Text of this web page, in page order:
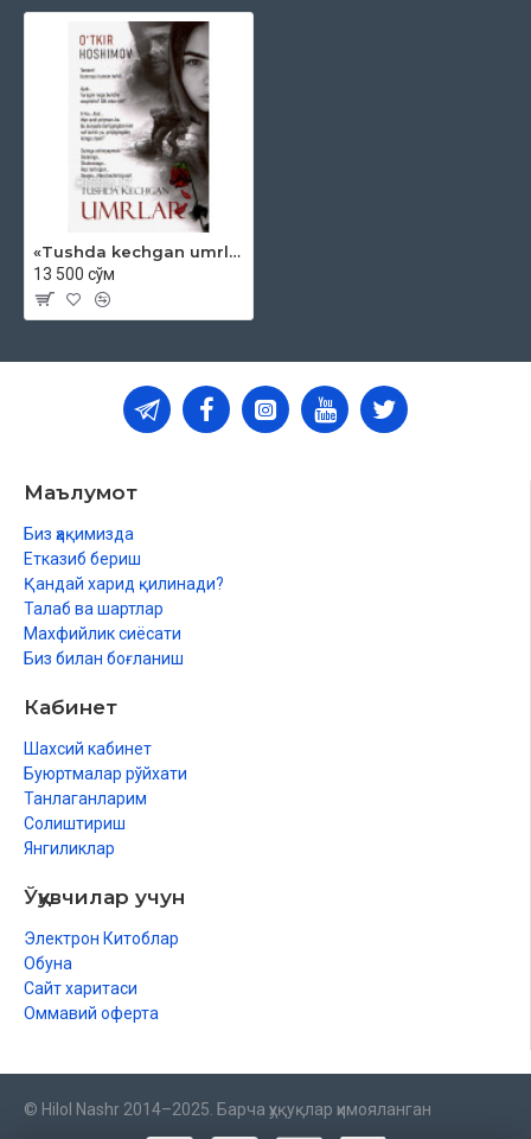
«Tushda kechgan umrlar»
13 500 сўм
Маълумот
Биз ҳақимизда
Етказиб бериш
Қандай харид қилинади?
Талаб ва шартлар
Махфийлик сиёсати
Биз билан боғланиш
Кабинет
Шахсий кабинет
Буюртмалар рўйхати
Танлаганларим
Солиштириш
Янгиликлар
Ўқувчилар учун
Электрон Китоблар
Обуна
Сайт харитаси
Оммавий оферта
© Hilol Nashr 2014–2025. Барча ҳуқуқлар ҳимояланган